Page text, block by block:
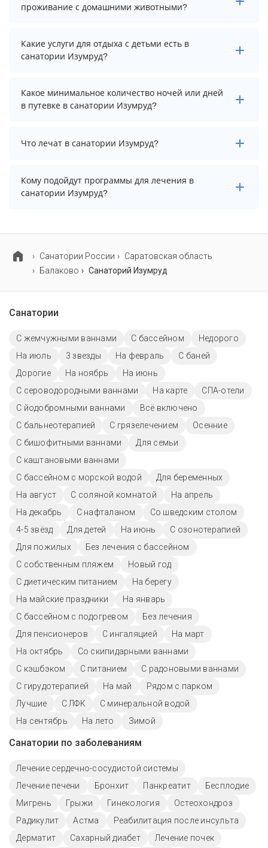
проживание с домашними животными?
Проживание с домашними животными запрещено.
Какие услуги для отдыха с детьми есть в
санатории Изумруд?
Для детей в санатории Изумруд работает детская
площадка и игровая комната.
Какое минимальное количество ночей или дней
в путевке в санатории Изумруд?
Минимальный срок путевки зависит от выбранного
тарифа. Для тарифа с лечением рекомендуем
Что лечат в санатории Изумруд?
Основные профили лечения в санатории: опорно-
двигательный аппарат, органы дыхания и
Кому подойдут программы для лечения в
санатории Изумруд?
беременных, взрослых, детей и пенсионеров.
Cанатории России
Саратовская область
Балаково
Санаторий Изумруд
Санатории
С жемчужными ваннами C бассейном
Недорого
На июль
3 звезды На февраль
С баней
Дорогие
На ноябрь
На июнь
С сероводородными ваннами
На карте
СПА-отели
С йодобромными ваннами
Всё включено
С бальнеотерапией
С грязелечением
Осенние
С бишофитными ваннами
Для семьи
С каштановыми ваннами
С бассейном с морской водой
Для беременных
На август
С соляной комнатой
На апрель
На декабрь
С нафталаном
Со шведским столом
4-5 звёзд
Для детей На июнь
С озонотерапией
Для пожилых
Без лечения с бассейном
С собственным пляжем
Новый год
С диетическим питанием
На берегу
На майские праздники
На январь
С бассейном с подогревом
Без лечения
Для пенсионеров
С ингаляцией
На март
На октябрь
Со скипидарными ваннами
С кэшбэком
С питанием
С радоновыми ваннами
С гирудотерапией
На май
Рядом с парком
Лучшие
С ЛФК
С минеральной водой
На сентябрь
На лето Зимой
Санатории по заболеваниям
Лечение сердечно-сосудистой системы
Лечение печени
Бронхит Панкреатит
Бесплодие
Мигрень
Грыжи Гинекология
Остеохондроз
Радикулит
Астма
Реабилитация после инсульта
Дерматит
Сахарный диабет
Лечение почек